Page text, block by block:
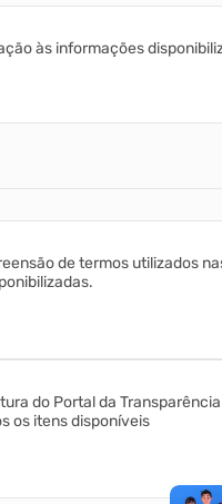
às informações
de termos utilizados
do Portal da
os itens disponíveis